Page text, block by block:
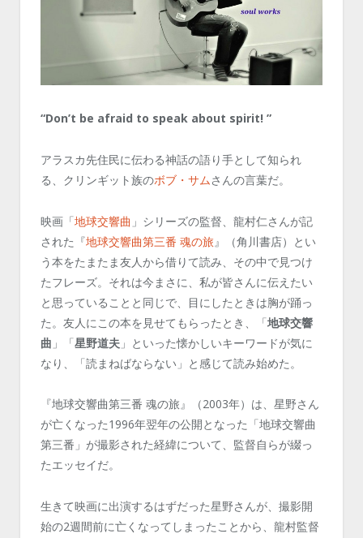
“Don’t be afraid to speak about spirit! ”
アラスカ先住民に伝わる神話の語り手として知られ
る、クリンギット族のボブ・サム さんの言葉だ。
映画「地球交響曲 」シリーズの監督、龍村仁さんが記
された『地球交響曲第三番 魂の旅 』（角川書店）とい
う本をたまたま友人から借りて読み、その中で見つけ
たフレーズ。それは今まさに、私が皆さんに伝えたい
と思っていることと同じで、目にしたときは胸が踊っ
た。友人にこの本を見せてもらったとき、「地球交響
曲 」「星野道夫 」といった懐かしいキーワードが気に
なり、「読まねばならない」と感じて読み始めた。
『地球交響曲第三番 魂の旅』（2003年）は、星野さん
が亡くなった1996年翌年の公開となった「地球交響曲
第三番」が撮影された経緯について、監督自らが綴っ
たエッセイだ。
生きて映画に出演するはずだった星野さんが、撮影開
始の2週間前に亡くなってしまったことから、龍村監督